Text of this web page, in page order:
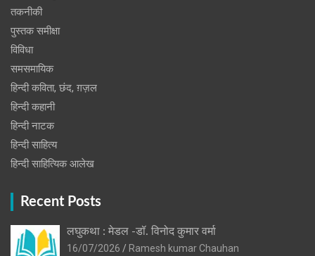
तकनीकी
पुस्‍तक समीक्षा
विविधा
समसमायिक
हिन्दी कविता, छंद, ग़ज़ल
हिन्दी कहानी
हिन्‍दी नाटक
हिन्दी साहित्य
हिन्दी साहित्यिक आलेख
Recent Posts
लघुकथा : मेडल -डॉ. विनोद कुमार वर्मा
16/07/2026
Ramesh kumar Chauhan